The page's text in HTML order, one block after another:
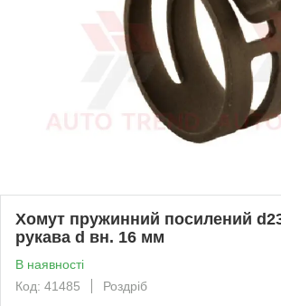
Хомут пружинний посилений
рукава d вн. 16 мм
В наявності
Код: 41485
Роздріб